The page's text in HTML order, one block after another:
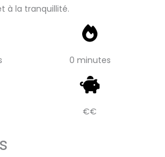
à la tranquillité.
0 minutes
€€